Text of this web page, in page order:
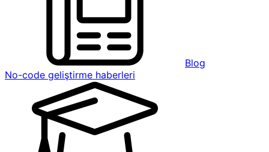
Blog
No-code geliştirme haberleri